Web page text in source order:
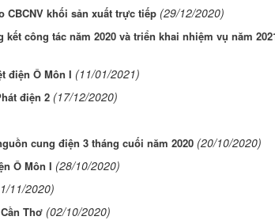
khối sản xuất trực tiếp (29/12/2020)
công tác năm 2020 và triển khai nhiệm vụ năm
điện Ô Môn I (11/01/2021)
điện 2 (17/12/2020)
cung điện 3 tháng cuối năm 2020 (20/10/2020)
Ô Môn I (28/10/2020)
11/2020)
Thơ (02/10/2020)